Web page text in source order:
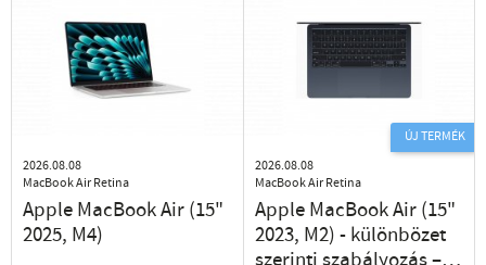
2026.08.08
MacBook Air Retina
Apple MacBook Air (15"
2025, M4)
ÚJ TERMÉK
2026.08.08
MacBook Air Retina
Apple MacBook Air (15"
2023, M2) - különbözet